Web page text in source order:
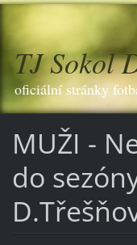
TJ Sokol
oficiální stránky
MUŽI -
do